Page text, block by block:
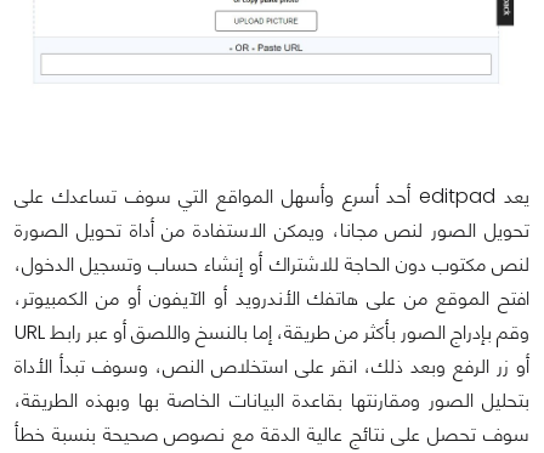
يعد editpad أحد أسرع وأسهل المواقع التي سوف تساعدك على
تحويل الصور لنص مجانا، ويمكن الاستفادة من أداة تحويل الصورة
لنص مكتوب دون الحاجة للاشتراك أو إنشاء حساب وتسجيل الدخول،
افتح الموقع من على هاتفك الأندرويد أو الآيفون أو من الكمبيوتر،
وقم بإدراج الصور بأكثر من طريقة، إما بالنسخ واللصق أو عبر رابط URL
أو زر الرفع وبعد ذلك، انقر على استخلاص النص، وسوف تبدأ الأداة
بتحليل الصور ومقارنتها بقاعدة البيانات الخاصة بها وبهذه الطريقة،
سوف تحصل على نتائج عالية الدقة مع نصوص صحيحة بنسبة خطأ